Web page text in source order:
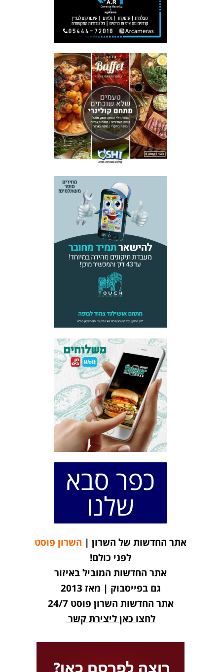
כפר סבא
שלנו
אתר החדשות של השרון | השרון פוסט
לפני כולם!
אתר החדשות המוביל באיזור
גם בפייסבוק | מאז 2013
אתר החדשות השרון פוסט 24/7
לחצו כאן ליצירת קשר